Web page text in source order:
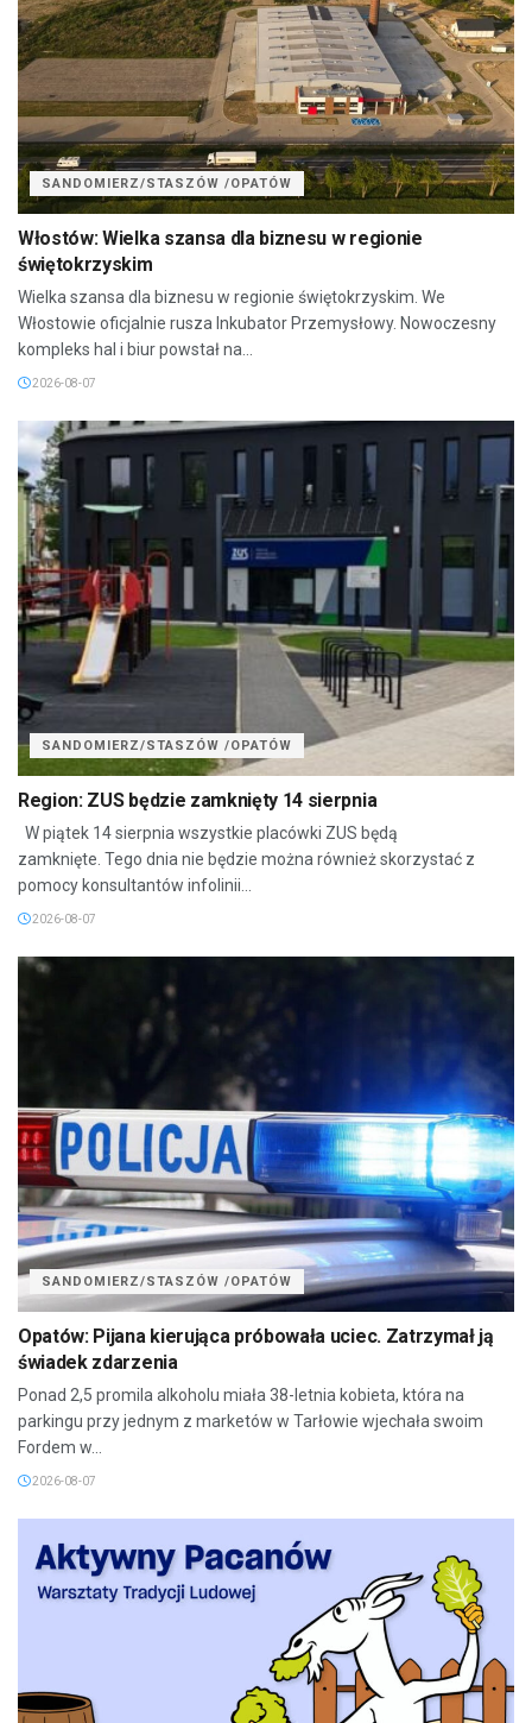
SANDOMIERZ/STASZÓW /OPATÓW
Włostów: Wielka szansa dla biznesu w regionie
świętokrzyskim
Wielka szansa dla biznesu w regionie świętokrzyskim. We
Włostowie oficjalnie rusza Inkubator Przemysłowy. Nowoczesny
kompleks hal i biur powstał na...
2026-08-07
SANDOMIERZ/STASZÓW /OPATÓW
Region: ZUS będzie zamknięty 14 sierpnia
W piątek 14 sierpnia wszystkie placówki ZUS będą
zamknięte. Tego dnia nie będzie można również skorzystać z
pomocy konsultantów infolinii...
2026-08-07
SANDOMIERZ/STASZÓW /OPATÓW
Opatów: Pijana kierująca próbowała uciec. Zatrzymał ją
świadek zdarzenia
Ponad 2,5 promila alkoholu miała 38-letnia kobieta, która na
parkingu przy jednym z marketów w Tarłowie wjechała swoim
Fordem w...
2026-08-07